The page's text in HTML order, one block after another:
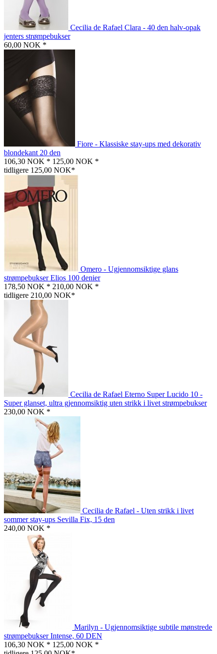
Cecilia de Rafael Clara - 40 den halv-opak
jenters strømpebukser
60,00 NOK *
Fiore - Klassiske stay-ups med dekorativ
blondekant 20 den
106,30 NOK * 125,00 NOK *
tidligere 125,00 NOK*
Omero - Ugjennomsiktige glans
strømpebukser Elios 100 denier
178,50 NOK * 210,00 NOK *
tidligere 210,00 NOK*
Cecilia de Rafael Eterno Super Lucido 10 -
Super glanset, ultra gjennomsiktig uten strikk i livet strømpebukser
230,00 NOK *
Cecilia de Rafael - Uten strikk i livet
sommer stay-ups Sevilla Fix, 15 den
240,00 NOK *
Marilyn - Ugjennomsiktige subtile mønstrede
strømpebukser Intense, 60 DEN
106,30 NOK * 125,00 NOK *